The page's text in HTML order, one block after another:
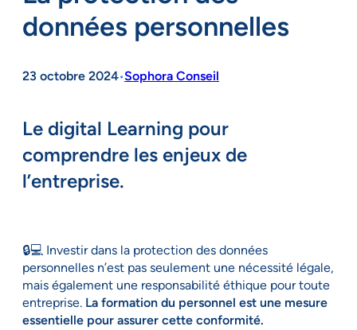
données personnelles
23 octobre 2024•Sophora Conseil
Le digital Learning pour
comprendre les enjeux de
l’entreprise.
🔒💻 Investir dans la protection des données
personnelles n’est pas seulement une nécessité légale,
mais également une responsabilité éthique pour toute
entreprise. La formation du personnel est une mesure
essentielle pour assurer cette conformité.